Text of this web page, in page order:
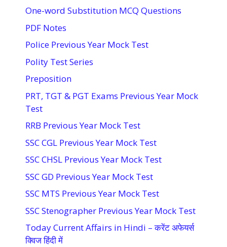
One-word Substitution MCQ Questions
PDF Notes
Police Previous Year Mock Test
Polity Test Series
Preposition
PRT, TGT & PGT Exams Previous Year Mock
Test
RRB Previous Year Mock Test
SSC CGL Previous Year Mock Test
SSC CHSL Previous Year Mock Test
SSC GD Previous Year Mock Test
SSC MTS Previous Year Mock Test
SSC Stenographer Previous Year Mock Test
Today Current Affairs in Hindi – करेंट अफेयर्स
क्विज हिंदी में